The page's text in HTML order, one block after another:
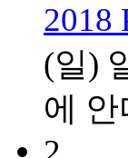
2018
(일)
에